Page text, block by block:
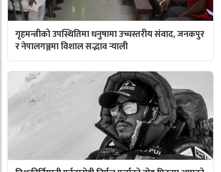
गृहमन्त्रीको उपस्थितिमा धनुषामा उच्चस्तरीय संवाद, जनकपुर
र नेपालगञ्जमा विशाल सद्भाव र्‍याली